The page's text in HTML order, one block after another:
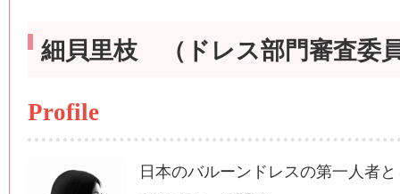
細貝里枝 （ドレス部門審査委
Profile
日本のバルーンドレスの第一人者